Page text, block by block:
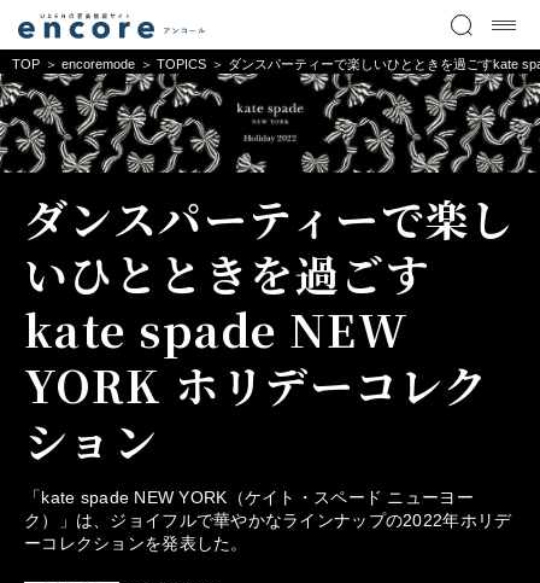
TOP encoremode TOPICS ダンスパーティーで楽しいひとときを過ごすkate
ダンスパーティーで楽し
いひとときを過ごす
kate spade NEW
YORK ホリデーコレク
ション
「kate spade NEW YORK（ケイト・スペード ニューヨー
ク）」は、ジョイフルで華やかなラインナップの2022年ホリデ
ーコレクションを発表した。